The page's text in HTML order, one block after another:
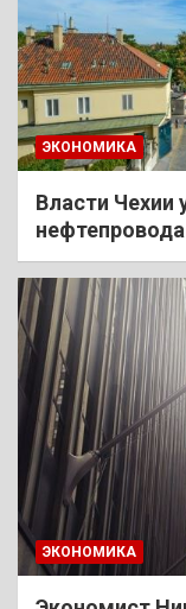
ЭКОНОМИКА
Власти Чехии
ЭКОНОМИКА